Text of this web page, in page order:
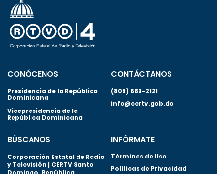
CONÓCENOS
Presidencia de la República
Dominicana
Vicepresidencia de la
República Dominicana
CONTÁCTANOS
(809) 689-2121
info@certv.gob.do
BÚSCANOS
Corporación Estatal de Radio
y Televisión | CERTV Santo
Domingo. República
INFÓRMATE
Términos de Uso
Políticas de Privacidad